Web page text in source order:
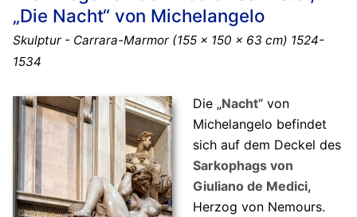
„Die Nacht“ von Michelangelo
Skulptur - Carrara-Marmor (155 x 150 x 63 cm) 1524-
1534
Die „Nacht“ von
Michelangelo befindet
sich auf dem Deckel des
Sarkophags von
Giuliano de Medici,
Herzog von Nemours.